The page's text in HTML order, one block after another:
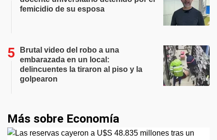
femicidio de su esposa
Brutal video del robo a una
embarazada en un local:
delincuentes la tiraron al piso y la
golpearon
Más sobre Economía